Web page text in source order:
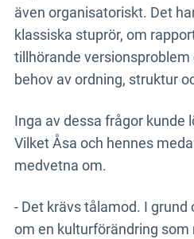
även organisatoriskt. Det
klassiska stuprör, om
tillhörande
behov av ordning, struktur
Inga av dessa frågor kunde
Vilket Åsa och hennes
medvetna om.
- Det krävs tålamod. I
om en kulturförändring